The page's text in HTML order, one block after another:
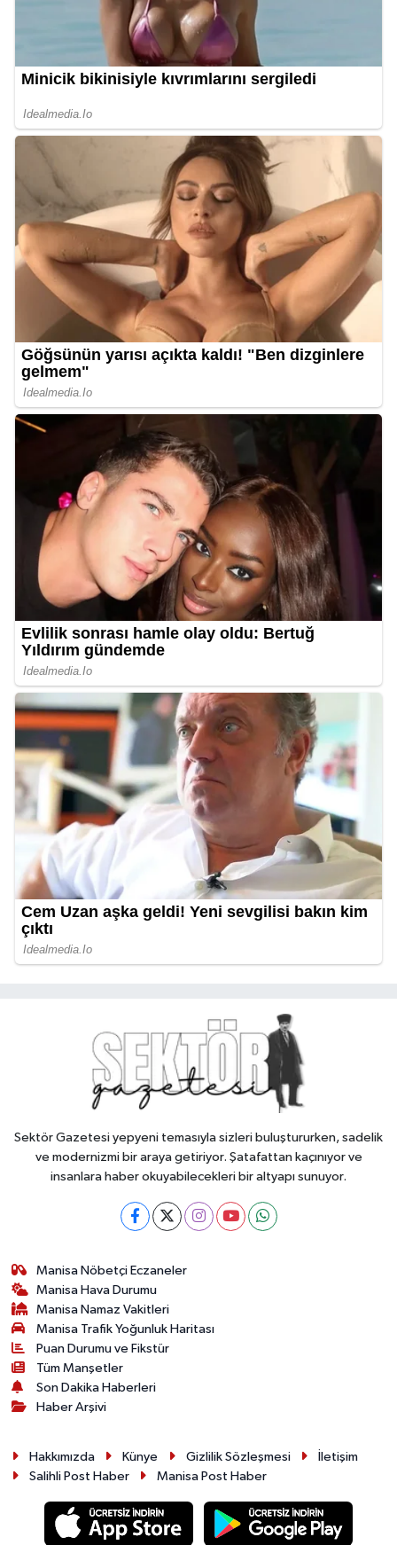
Sektör Gazetesi yepyeni temasıyla sizleri buluştururken, sadelik
ve modernizmi bir araya getiriyor. Şatafattan kaçınıyor ve
insanlara haber okuyabilecekleri bir altyapı sunuyor.
Manisa Nöbetçi Eczaneler
Manisa Hava Durumu
Manisa Namaz Vakitleri
Manisa Trafik Yoğunluk Haritası
Puan Durumu ve Fikstür
Tüm Manşetler
Son Dakika Haberleri
Haber Arşivi
Hakkımızda Künye Gizlilik Sözleşmesi
İletişim
Salihli Post Haber
Manisa Post Haber